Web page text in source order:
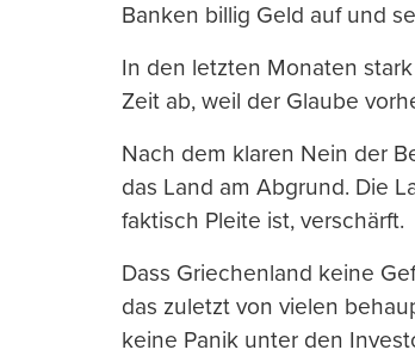
Banken billig Geld auf und
In den letzten Monaten
Zeit ab, weil der Glaube
Nach dem klaren Nein der
das Land am Abgrund. Die
faktisch Pleite ist, verschärft.
Dass Griechenland keine
das zuletzt von vielen
keine Panik unter den